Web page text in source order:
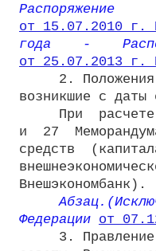
от 15.07.2010 г.
от 25.07.2013 г.
2.
возникшие с даты
При
и  27
средств
Внешэкономбанк).
Федерации от
3.